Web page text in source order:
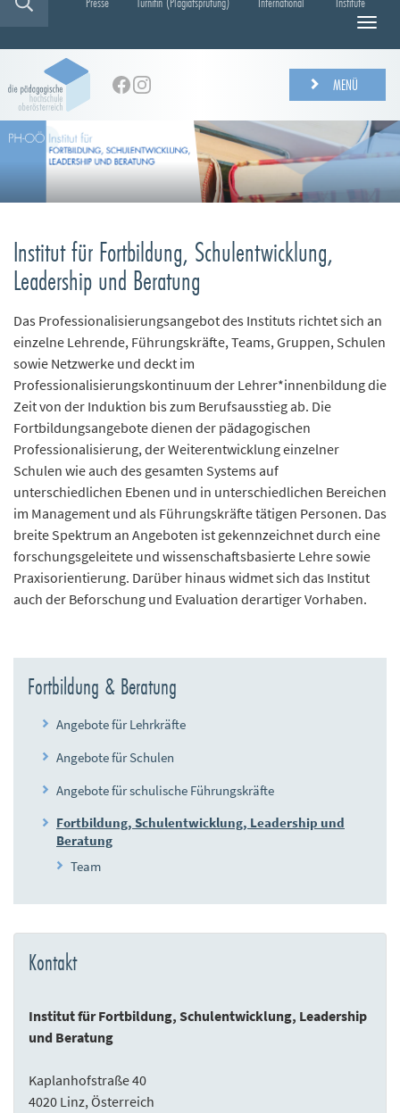
N
g
a
t
i
n
u
s
l
MENÜ
Institut für Fortbildung, Schulentwicklung,
Leadership und Beratung
Das Professionalisierungsangebot des Instituts richtet sich an
einzelne Lehrende, Führungskräfte, Teams, Gruppen, Schulen
sowie Netzwerke und deckt im
Professionalisierungskontinuum der Lehrer*innenbildung die
Zeit von der Induktion bis zum Berufsausstieg ab. Die
Fortbildungsangebote dienen der pädagogischen
Professionalisierung, der Weiterentwicklung einzelner
Schulen wie auch des gesamten Systems auf
unterschiedlichen Ebenen und in unterschiedlichen Bereichen
im Management und als Führungskräfte tätigen Personen. Das
breite Spektrum an Angeboten ist gekennzeichnet durch eine
forschungsgeleitete und wissenschaftsbasierte Lehre sowie
Praxisorientierung. Darüber hinaus widmet sich das Institut
auch der Beforschung und Evaluation derartiger Vorhaben.
Fortbildung & Beratung
Angebote für Lehrkräfte
Angebote für Schulen
Angebote für schulische Führungskräfte
Fortbildung, Schulentwicklung, Leadership und
Beratung
Team
Kontakt
Institut für Fortbildung, Schulentwicklung, Leadership
und Beratung
Kaplanhofstraße 40
4020 Linz, Österreich